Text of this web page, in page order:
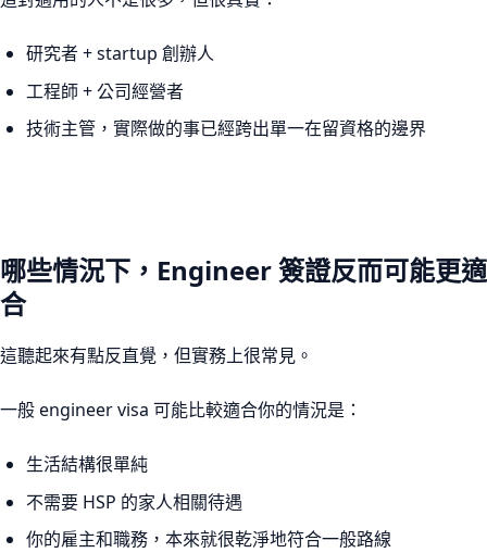
研究者 + startup 創辦人
工程師 + 公司經營者
技術主管，實際做的事已經跨出單一在留資格的邊界
哪些情況下，Engineer 簽證反而可能更適
合
這聽起來有點反直覺，但實務上很常見。
一般 engineer visa 可能比較適合你的情況是：
生活結構很單純
不需要 HSP 的家人相關待遇
你的雇主和職務，本來就很乾淨地符合一般路線